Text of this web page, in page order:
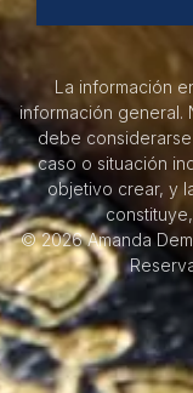
La información
información general.
debe
caso o situación
objetivo crear, y
© 2026 Amanda